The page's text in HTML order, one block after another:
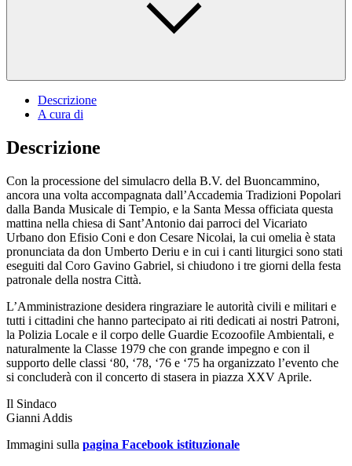
Descrizione
A cura di
Descrizione
Con la processione del simulacro della B.V. del Buoncammino,
ancora una volta accompagnata dall’Accademia Tradizioni Popolari
dalla Banda Musicale di Tempio, e la Santa Messa officiata questa
mattina nella chiesa di Sant’Antonio dai parroci del Vicariato
Urbano don Efisio Coni e don Cesare Nicolai, la cui omelia è stata
pronunciata da don Umberto Deriu e in cui i canti liturgici sono stati
eseguiti dal Coro Gavino Gabriel, si chiudono i tre giorni della festa
patronale della nostra Città.
L’Amministrazione desidera ringraziare le autorità civili e militari e
tutti i cittadini che hanno partecipato ai riti dedicati ai nostri Patroni,
la Polizia Locale e il corpo delle Guardie Ecozoofile Ambientali, e
naturalmente la Classe 1979 che con grande impegno e con il
supporto delle classi ‘80, ‘78, ‘76 e ‘75 ha organizzato l’evento che
si concluderà con il concerto di stasera in piazza XXV Aprile.
Il Sindaco
Gianni Addis
Immagini sulla pagina Facebook istituzionale